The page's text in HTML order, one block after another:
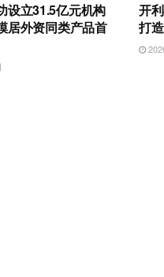
设立31.5亿元机构
居外资同类产品首
开
打